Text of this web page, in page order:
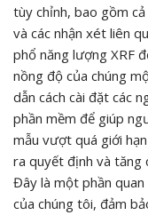
tùy chỉnh, bao gồm
và các nhận xét liên
phổ năng lượng XRF
nồng độ của chúng
dẫn cách cài đặt các
phần mềm để giúp
mẫu vượt quá giới
ra quyết định và tăng
Đây là một phần
của chúng tôi, đảm